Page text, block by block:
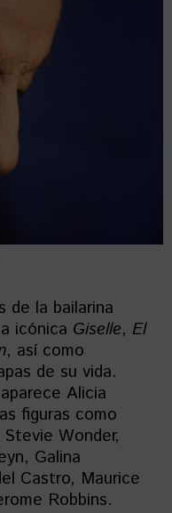
de la bailarina
icónica Giselle, El
, así como
de su vida.
Alicia
figuras como
Wonder,
Galina
Castro, Maurice
Robbins.